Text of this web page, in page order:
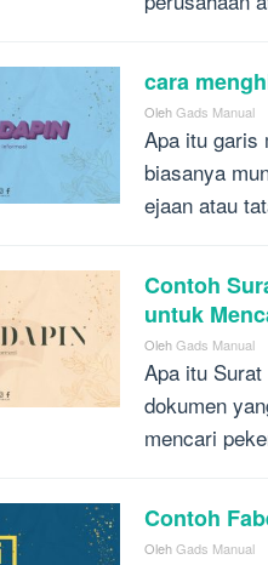
cara
OlehGads Manual
Apa itu garis
biasanya
ejaan atau
Contoh
untuk
OlehGads Manual
Apa itu
dokumen
mencari
Contoh
OlehGads Manual